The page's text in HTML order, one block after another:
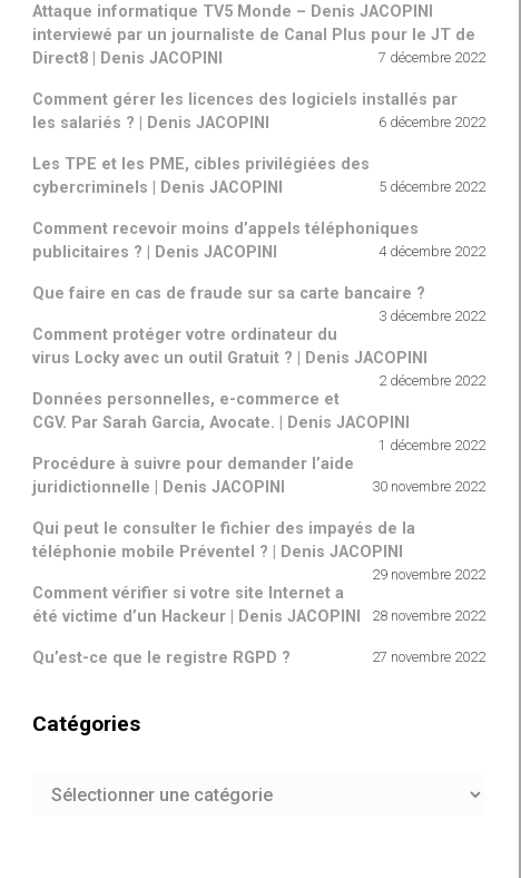
Attaque informatique TV5 Monde – Denis JACOPINI
interviewé par un journaliste de Canal Plus pour le JT de
Direct8 | Denis JACOPINI
7 décembre 2022
Comment gérer les licences des logiciels installés par
les salariés ? | Denis JACOPINI
6 décembre 2022
Les TPE et les PME, cibles privilégiées des
cybercriminels | Denis JACOPINI
5 décembre 2022
Comment recevoir moins d’appels téléphoniques
publicitaires ? | Denis JACOPINI
4 décembre 2022
Que faire en cas de fraude sur sa carte bancaire ?
3 décembre 2022
Comment protéger votre ordinateur du
virus Locky avec un outil Gratuit ? | Denis JACOPINI
2 décembre 2022
Données personnelles, e-commerce et
CGV. Par Sarah Garcia, Avocate. | Denis JACOPINI
1 décembre 2022
Procédure à suivre pour demander l’aide
juridictionnelle | Denis JACOPINI
30 novembre 2022
Qui peut le consulter le fichier des impayés de la
téléphonie mobile Préventel ? | Denis JACOPINI
29 novembre 2022
Comment vérifier si votre site Internet a
été victime d’un Hackeur | Denis JACOPINI
28 novembre 2022
Qu’est-ce que le registre RGPD ? 27 novembre 2022
Catégories
Catégories